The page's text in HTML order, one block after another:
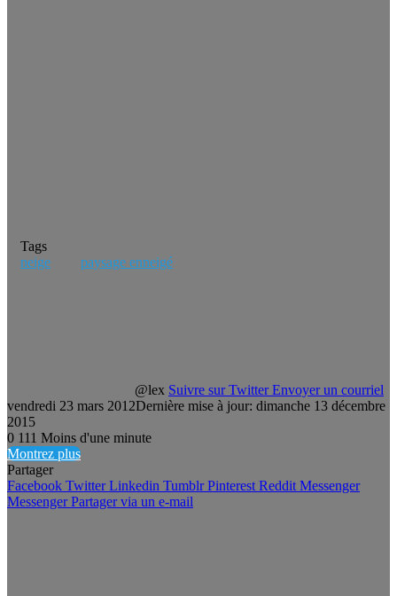
Tags
neige
paysage enneigé
@lex Suivre sur Twitter Envoyer un courriel
vendredi 23 mars 2012Dernière mise à jour: dimanche 13 décembre
2015
0 111 Moins d'une minute
Montrez plus
Partager
Facebook Twitter Linkedin Tumblr Pinterest Reddit Messenger
Messenger Partager via un e-mail